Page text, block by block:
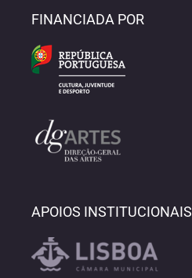
FINANCIADA POR
APOIOS INSTITUCIONAIS